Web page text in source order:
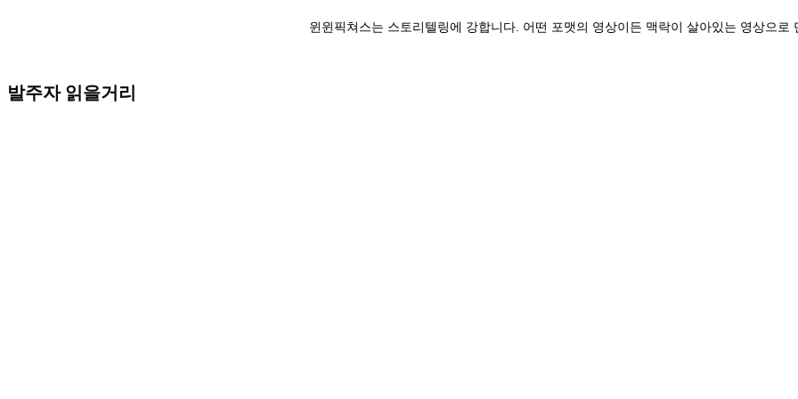
윈윈픽쳐스는 스토리텔링에 강합니다. 어떤 포맷의 영상이든 맥락이 살아있는 영상으로
발주자 읽을거리